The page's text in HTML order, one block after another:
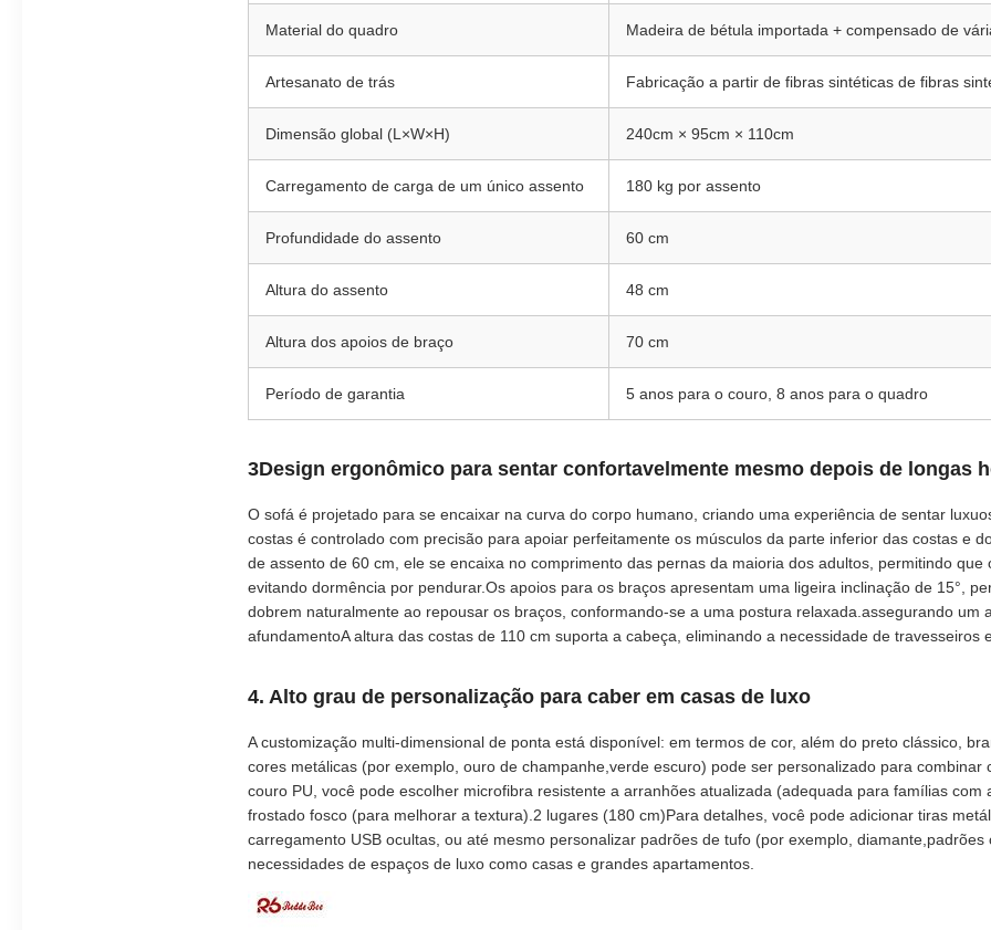
Material do quadro Madeira de bétula importada + compensado de
Artesanato de trás Fabricação a partir de fibras sintéticas de fibras
Dimensão global (L×W×H) 240cm × 95cm × 110cm
Carregamento de carga de um único assento 180 kg por assento
Profundidade do assento 60 cm
Altura do assento 48 cm
Altura dos apoios de braço 70 cm
Período de garantia 5 anos para o couro, 8 anos para o quadro
3Design ergonômico para sentar confortavelmente mesmo depois de longas
O sofá é projetado para se encaixar na curva do corpo humano, criando uma experiência de sentar
costas é controlado com precisão para apoiar perfeitamente os músculos da parte inferior das costas e
de assento de 60 cm, ele se encaixa no comprimento das pernas da maioria dos adultos, permitindo
evitando dormência por pendurar.Os apoios para os braços apresentam uma ligeira inclinação de 15°,
dobrem naturalmente ao repousar os braços, conformando-se a uma postura relaxada.assegurando um
afundamentoA altura das costas de 110 cm suporta a cabeça, eliminando a necessidade de travesseiros
4. Alto grau de personalização para caber em casas de luxo
A customização multi-dimensional de ponta está disponível: em termos de cor, além do preto clássico,
cores metálicas (por exemplo, ouro de champanhe,verde escuro) pode ser personalizado para combinar
couro PU, você pode escolher microfibra resistente a arranhões atualizada (adequada para famílias com
frostado fosco (para melhorar a textura).2 lugares (180 cm)Para detalhes, você pode adicionar tiras
carregamento USB ocultas, ou até mesmo personalizar padrões de tufo (por exemplo,
necessidades de espaços de luxo como casas e grandes apartamentos.